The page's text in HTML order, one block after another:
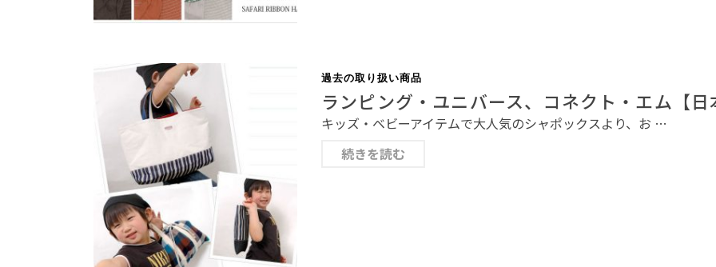
過去の取り扱い商品
ランピング・ユニバース、コネクト・エム【日
キッズ・ベビーアイテムで大人気のシャポックスより、お …
続きを読む